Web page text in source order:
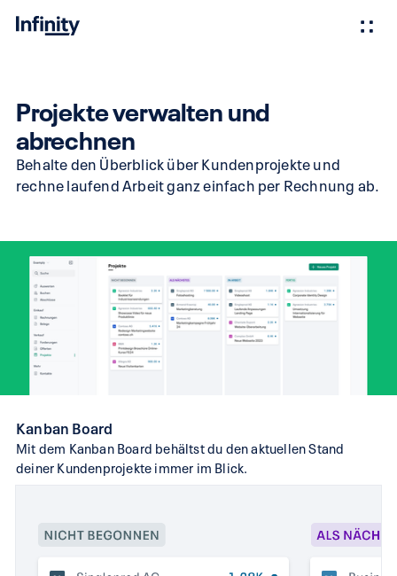
Projekte verwalten und
abrechnen
Behalte den Überblick über Kundenprojekte und
rechne laufend Arbeit ganz einfach per Rechnung ab.
Kanban Board
Mit dem Kanban Board behältst du den aktuellen Stand
deiner Kundenprojekte immer im Blick.